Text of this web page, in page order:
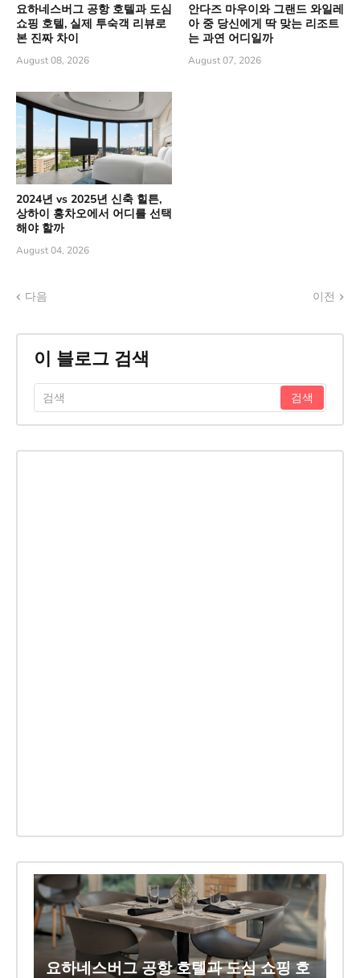
요하네스버그 공항 호텔과 도심
쇼핑 호텔, 실제 투숙객 리뷰로
본 진짜 차이
August 08, 2026
안다즈 마우이와 그랜드 와일레
아 중 당신에게 딱 맞는 리조트
는 과연 어디일까
August 07, 2026
2024년 vs 2025년 신축 힐튼,
상하이 홍차오에서 어디를 선택
해야 할까
August 04, 2026
다음 이전
이 블로그 검색
요하네스버그 공항 호텔과 도심 쇼핑 호